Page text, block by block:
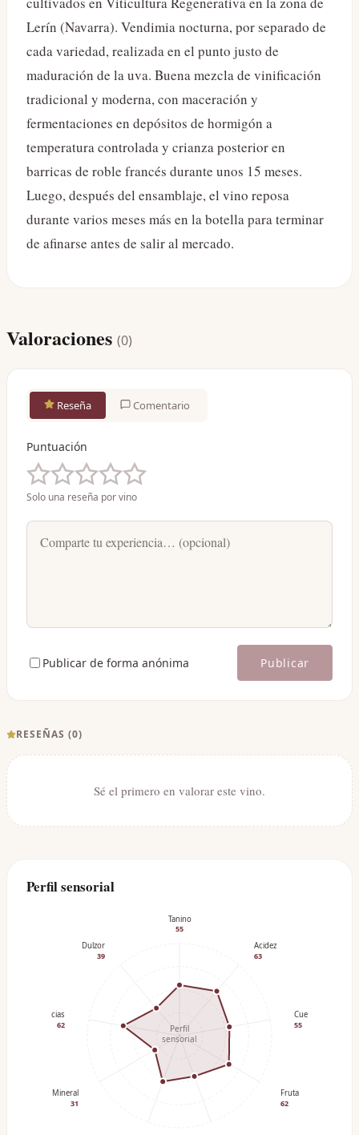
Lerín (Navarra). Vendimia nocturna, por separado de
cada variedad, realizada en el punto justo de
maduración de la uva. Buena mezcla de vinificación
tradicional y moderna, con maceración y
fermentaciones en depósitos de hormigón a
temperatura controlada y crianza posterior en
barricas de roble francés durante unos 15 meses.
Luego, después del ensamblaje, el vino reposa
durante varios meses más en la botella para terminar
de afinarse antes de salir al mercado.
Valoraciones (0)
Reseña Comentario
Puntuación
Solo una reseña por vino
Publicar de forma anónima Publicar
RESEÑAS (0)
Sé el primero en valorar este vino.
Perfil sensorial
Tanino
55
Acidez
63
Cuerpo
55
Fruta
62
Mineral
31
Especias
62
Dulzor
39
Perfil
sensorial